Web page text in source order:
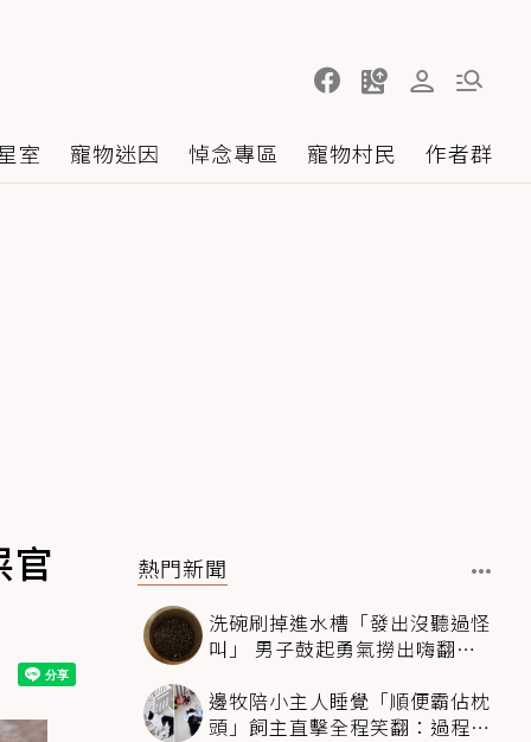
室 寵物迷因 悼念專區 寵物村民 作者群
官 熱門新聞
洗碗刷掉進水槽「發出沒聽過怪
叫」 男子鼓起勇氣撈出嗨翻：
邊牧陪小主人睡覺「順便霸佔枕
頭」飼主直擊全程笑翻：過程絲